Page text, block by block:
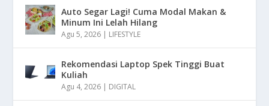
Auto Segar Lagi! Cuma Modal Makan &
Minum Ini Lelah Hilang
Agu 5, 2026 | LIFESTYLE
Rekomendasi Laptop Spek Tinggi Buat
Kuliah
Agu 4, 2026 | DIGITAL